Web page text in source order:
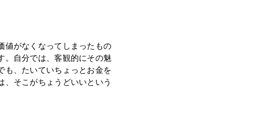
値がなくなってしまったもの
。自分では、客観的にその魅
も、たいていちょっとお金を
そこがちょうどいいという